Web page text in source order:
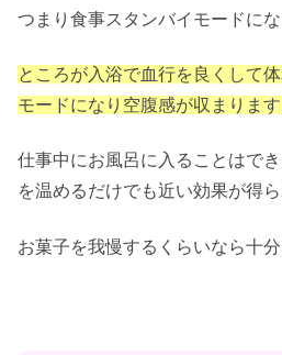
つまり食事スタンバイモードにな
ところが入浴で血行を良くして
モードになり空腹感が収まります
仕事中にお風呂に入ることはで
を温めるだけでも近い効果が得ら
お菓子を我慢するくらいなら十